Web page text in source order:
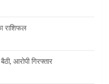
राशिफल
आरोपी गिरफ्तार